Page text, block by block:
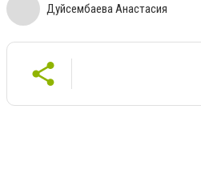
Дуйсембаева Анастасия